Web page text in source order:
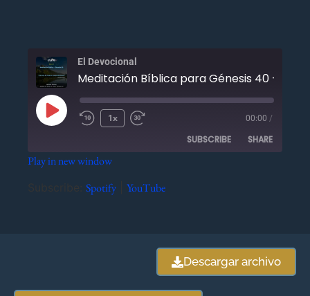
El Devocional
1x 00:00 /
SUBSCRIBE SHARE
Play in new window
Spotify YouTube
Descargar archivo